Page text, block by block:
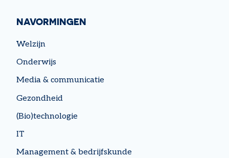
NAVORMINGEN
Welzijn
Onderwijs
Media & communicatie
Gezondheid
(Bio)technologie
IT
Management & bedrijfskunde